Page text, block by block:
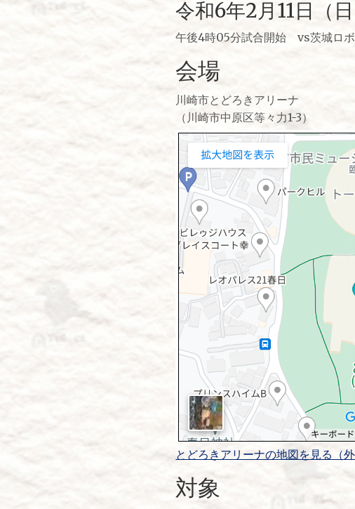
令和6年2月11日（日
午後4時05分試合開始 vs茨城ロ
会場
川崎市とどろきアリーナ
（川崎市中原区等々力1-3）
とどろきアリーナの地図を見る（外
対象